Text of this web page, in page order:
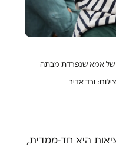
של אמא שנפרדת מבתה
צילום: ורד אדיר
היא חד-ממדית,